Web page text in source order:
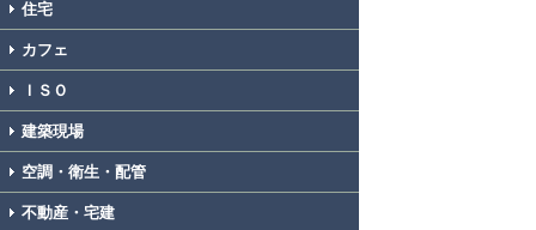
住宅
カフェ
ＩＳＯ
建築現場
空調・衛生・配管
不動産・宅建